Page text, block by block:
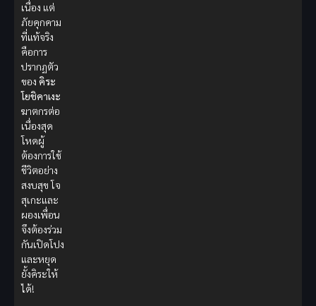
เนื่อง แต่
ภัยคุกคาม
ที่แท้จริง
คือการ
ปรากฏตัว
ของ คิระ
โยชิคาเงะ
ฆาตกรต่อ
เนื่องสุด
โหดผู้
ต้องการใช้
ชีวิตอย่าง
สงบสุข โจ
สุเกะและ
ผองเพื่อน
จึงต้องร่วม
กันเปิดโปง
และหยุด
ยั้งคิระให้
ได้!